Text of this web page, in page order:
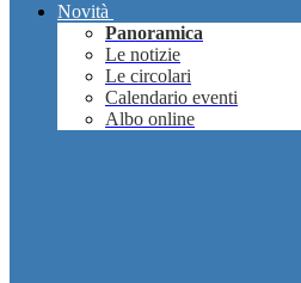
Novità
Panoramica
Le notizie
Le circolari
Calendario eventi
Albo online